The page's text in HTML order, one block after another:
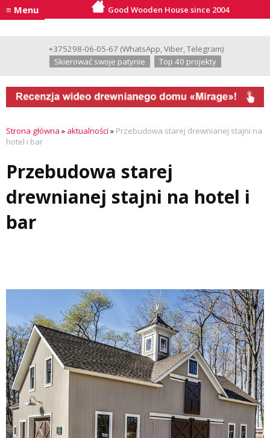
≡ Menu Good Wooden House since 2004
+375298-06-05-67 (WhatsApp,Viber,Telegram)
Skierować swoje patynie
Top 40 projekty
Strona główna » aktualności » Przebudowa starej drewnianej stajni na
hotel i bar
Przebudowa starej
drewnianej stajni na hotel i
bar